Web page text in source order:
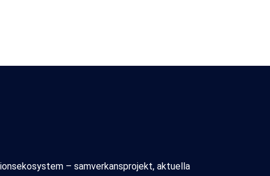
– samverkansprojekt, aktuella